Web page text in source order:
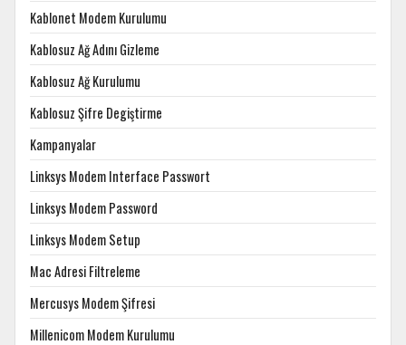
Kablonet Modem Kurulumu
Kablosuz Ağ Adını Gizleme
Kablosuz Ağ Kurulumu
Kablosuz Şifre Degiştirme
Kampanyalar
Linksys Modem Interface Passwort
Linksys Modem Password
Linksys Modem Setup
Mac Adresi Filtreleme
Mercusys Modem Şifresi
Millenicom Modem Kurulumu